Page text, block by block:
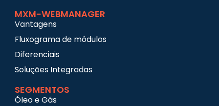
MXM-WEBMANAGER
Vantagens
Fluxograma de módulos
Diferenciais
Soluções Integradas
SEGMENTOS
Óleo e Gás